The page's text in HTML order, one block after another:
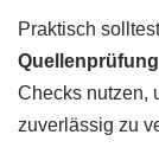
Praktisch
Quellenprüfung
Checks nutzen,
zuverlässig zu